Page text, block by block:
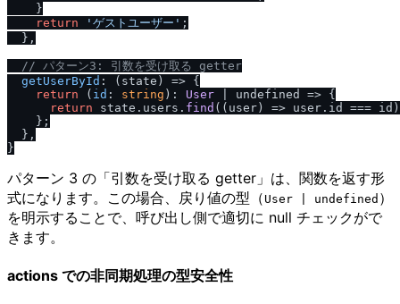
    }
return
'ゲストユーザー' ;
  },
/ / パターン3: 引数を受け取る getter
getUserById : ( state ) => {
return ( id : string ): User undefined => {
return state. users . find ( ( user) => user. id
===
    };
  },
パターン 3 の「引数を受け取る getter」は、関数を返す形
式になります。この場合、戻り値の型（ User | undefined ）
を明示することで、呼び出し側で適切に null チェックがで
きます。
actions での非同期処理の型安全性